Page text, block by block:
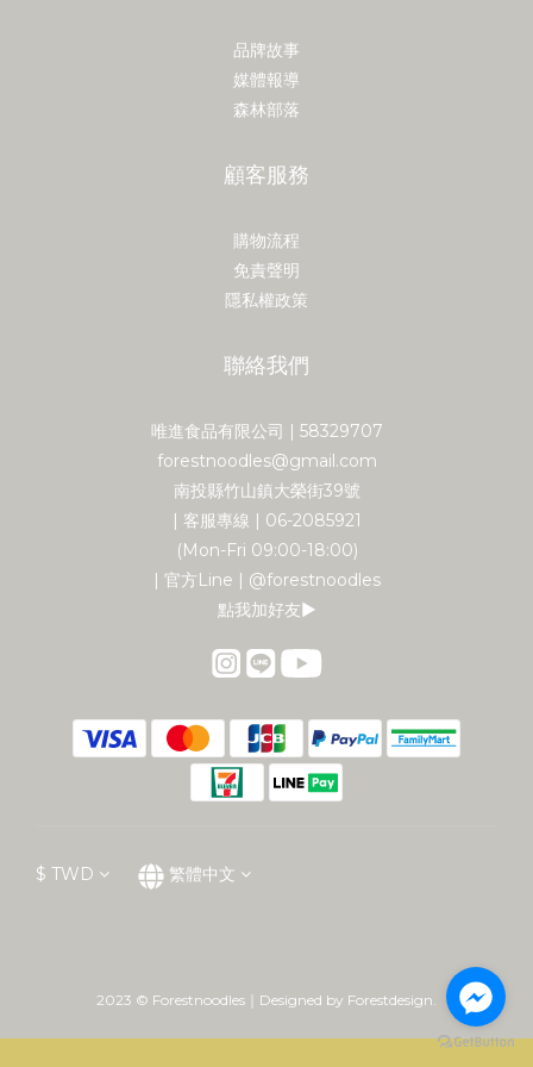
品牌故事
媒體報導
森林部落
顧客服務
購物流程
免責聲明
隱私權政策
聯絡我們
唯進食品有限公司 | 58329707
forestnoodles@gmail.com
南投縣竹山鎮大榮街39號
| 客服專線 | 06-2085921
(Mon-Fri 09:00-18:00)
| 官方Line | @forestnoodles
點我加好友▶︎
$ TWD 繁體中文
2023 © Forestnoodles｜Designed by Forestdesign.